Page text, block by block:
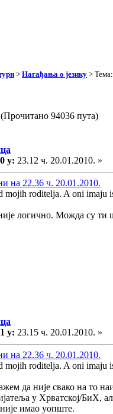
> Нагађања о језику >
94036 пута)
у: 23.12 ч. 20.01.2010. »
на 22.36 ч. 20.01.2010.
mojih roditelja. A oni imaju
логично. Можда су ти
у: 23.15 ч. 20.01.2010. »
на 22.36 ч. 20.01.2010.
mojih roditelja. A oni imaju
да није свако на то
у Хрватској/БиХ,
имао уопште.